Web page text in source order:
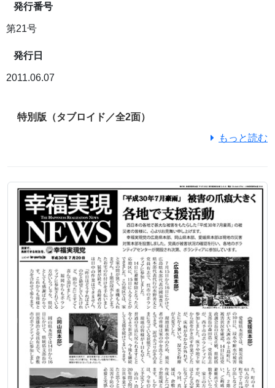
発行番号
第21号
発行日
2011.06.07
特別版（タブロイド／全2面）
もっと読む